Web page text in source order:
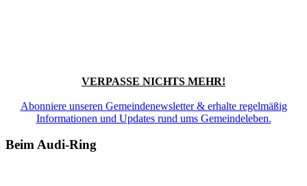
VERPASSE NICHTS MEHR!
Abonniere unseren Gemeindenewsletter & erhalte regelmäßig
Informationen und Updates rund ums Gemeindeleben.
Beim Audi-Ring